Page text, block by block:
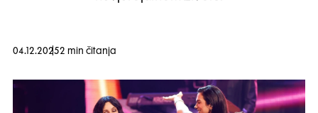
04.12.20252 min čitanja